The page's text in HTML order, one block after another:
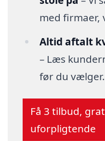
med firmaer,
Altid aftalt
– Læs
før du vælger.
Få 3 tilbud,
uforpligtende